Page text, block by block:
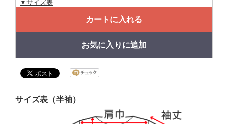
▼サイズ表
カートに入れる
お気に入りに追加
サイズ表（半袖）